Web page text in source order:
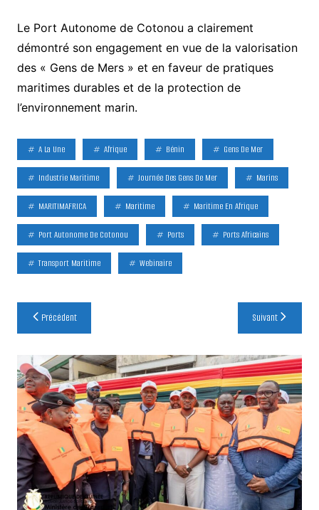
Le Port Autonome de Cotonou a clairement
démontré son engagement en vue de la valorisation
des « Gens de Mers » et en faveur de pratiques
maritimes durables et de la protection de
l’environnement marin.
A La Une Afrique Bénin Gens De Mer
Industrie Maritime Journée Des Gens De Mer Marins
MARITIMAFRICA Maritime Maritime En Afrique
Port Autonome De Cotonou Ports Ports Africains
Transport Maritime Webinaire
Navigation
de
l’article
Précédent Suivant